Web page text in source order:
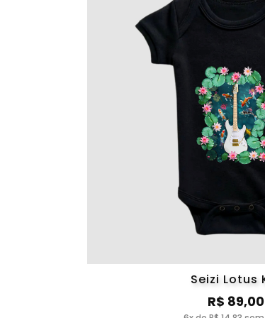
Seizi Lotus
R$ 89,00